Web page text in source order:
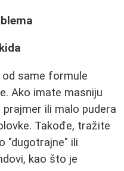
same formule
Ako imate masniju
ili malo pudera
Takođe, tražite
"dugotrajne" ili
kao što je